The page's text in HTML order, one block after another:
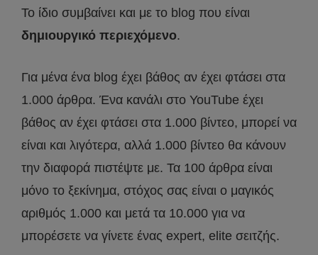
Το ίδιο συμβαίνει και με το blog που είναι
δημιουργικό περιεχόμενο.
Για μένα ένα blog έχει βάθος αν έχει φτάσει στα
1.000 άρθρα. Ένα κανάλι στο YouTube έχει
βάθος αν έχει φτάσει στα 1.000 βίντεο, μπορεί να
είναι και λιγότερα, αλλά 1.000 βίντεο θα κάνουν
την διαφορά πιστέψτε με. Τα 100 άρθρα είναι
μόνο το ξεκίνημα, στόχος σας είναι ο μαγικός
αριθμός 1.000 και μετά τα 10.000 για να
μπορέσετε να γίνετε ένας expert, elite σειτζής.